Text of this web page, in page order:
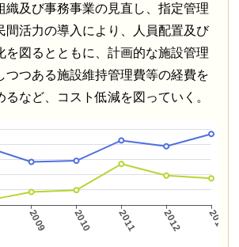
織及び事務事業の見直し、指定管理
間活力の導入により、人員配置及び
を図るとともに、計画的な施設管理
つつある施設維持管理費等の経費を
など、コスト低減を図っていく。